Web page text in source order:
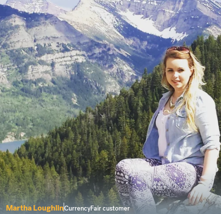
Martha LoughlinCurrencyFair customer